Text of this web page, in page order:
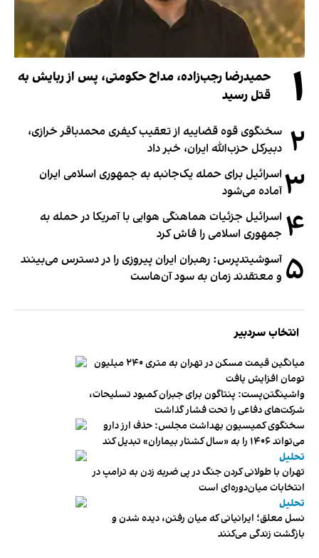
۱
حمیدرضا رجب‌زاده، مداح حکومتی، پس از ربایش به
قتل رسید
۲ سخنگوی قوه قضاییه از تعقیب کیفری محمدباقر خرازی،
دبیر‌کل حزب‌الله ایران، خبر داد
۳ اسرائیل برای حمله یک‌جانبه به جمهوری اسلامی ایران
آماده می‌شود
۴ اسرائیل جزئیات هماهنگی هوایی با آمریکا در حمله به
جمهوری اسلامی را فاش کرد
۵ آسوشیتدپرس: رهبران ایران پیروزی را در دسترس می‌بینند
و معتقدند زمان به سود آن‌هاست
انتخاب سردبیر
میانگین قیمت مسکن در تهران به متری ۲۴۰ میلیون
تومان افزایش یافت
واشینگتن‌پست: پنتاگون برای جبران کمبود تسلیحات،
شرکت‌های دفاعی را تحت فشار گذاشت
سخنگوی کمیسیون بهداشت مجلس: حذف ارز دارو
می‌تواند ۱۴۰۶ را به «سال کشتار بیماران» تبدیل کند
تحلیل
تهران با طولانی کردن جنگ در پی ضربه زدن به ترامپ در
انتخابات میان‌دوره‌ای است
تحلیل
نسل معلق؛ ایرانیانی که میان رفتن، دیده شدن و
بازگشت زندگی می‌کنند